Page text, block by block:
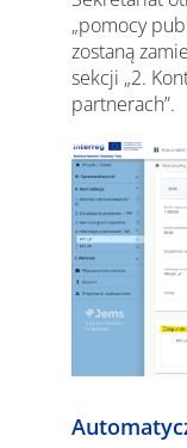
„pomocy
zostaną
sekcji „2.
partnerach”.